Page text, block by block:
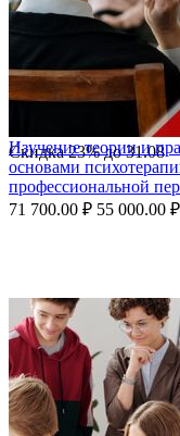
Скидка23%до31.08
Изучение теории и
основами
профессиональной
71 700.00 ₽ 55 000.00 ₽